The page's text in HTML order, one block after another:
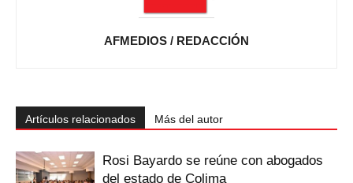
AFMEDIOS / REDACCIÓN
Artículos relacionados Más del autor
Rosi Bayardo se reúne con abogados
del estado de Colima